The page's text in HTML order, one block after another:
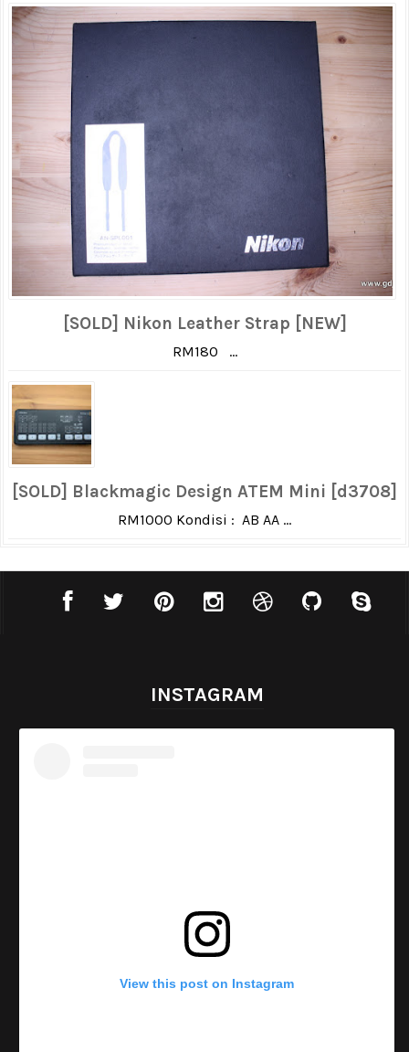
[SOLD] Nikon Leather Strap [NEW]
RM180 ...
[SOLD] Blackmagic Design ATEM Mini [d3708]
RM1000 Kondisi : AB AA ...
INSTAGRAM
View this post on Instagram